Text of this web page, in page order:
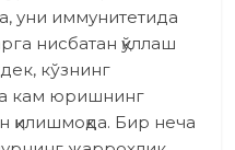
уни иммунитетида
нисбатан қўллаш
кўзнинг
кам юришнинг
қилишмоқда. Бир неча